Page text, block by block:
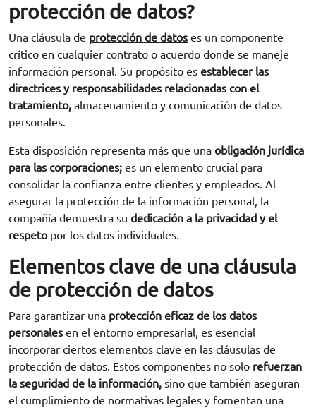
protección de datos?
Una cláusula de protección de datos es un componente
crítico en cualquier contrato o acuerdo donde se maneje
información personal. Su propósito es establecer las
directrices y responsabilidades relacionadas con el
tratamiento, almacenamiento y comunicación de datos
personales.
Esta disposición representa más que una obligación jurídica
para las corporaciones; es un elemento crucial para
consolidar la confianza entre clientes y empleados. Al
asegurar la protección de la información personal, la
compañía demuestra su dedicación a la privacidad y el
respetopor los datos individuales.
Elementos clave de una cláusula
de protección de datos
Para garantizar una protección eficaz de los datos
personales en el entorno empresarial, es esencial
incorporar ciertos elementos clave en las cláusulas de
protección de datos. Estos componentes no solo refuerzan
la seguridad de la información, sino que también aseguran
el cumplimiento de normativas legales y fomentan una